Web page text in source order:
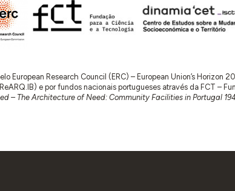
European Research Council (ERC) – European Union’s Horizon
e por fundos nacionais portugueses através da FCT –
– The Architecture of Need: Community Facilities in Portugal